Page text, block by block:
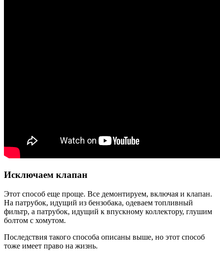
Исключаем клапан
Этот способ еще проще. Все демонтируем, включая и клапан.
На патрубок, идущий из бензобака, одеваем топливный
фильтр, а патрубок, идущий к впускному коллектору, глушим
болтом с хомутом.
Последствия такого способа описаны выше, но этот способ
тоже имеет право на жизнь.